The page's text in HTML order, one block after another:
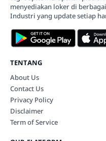
menyediakan loker di
Industri yang update setiap
TENTANG
About Us
Contact Us
Privacy Policy
Disclaimer
Term of Service